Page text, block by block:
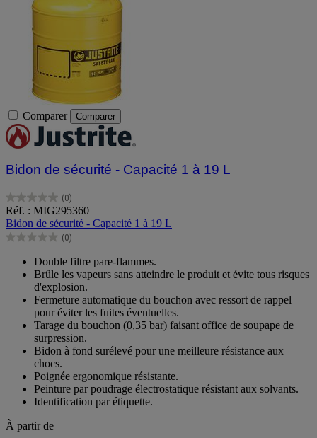
Comparer Comparer
Bidon de sécurité - Capacité 1 à 19 L
(0)
0.0
sur
5
étoiles.
Réf. : MIG295360
Bidon de sécurité - Capacité 1 à 19 L
(0)
0.0
étoiles.
Double filtre pare-flammes.
Brûle les vapeurs sans atteindre le produit et évite tous risques
d'explosion.
Fermeture automatique du bouchon avec ressort de rappel
pour éviter les fuites éventuelles.
Tarage du bouchon (0,35 bar) faisant office de soupape de
surpression.
Bidon à fond surélevé pour une meilleure résistance aux
chocs.
Poignée ergonomique résistante.
Peinture par poudrage électrostatique résistant aux solvants.
Identification par étiquette.
À partir de